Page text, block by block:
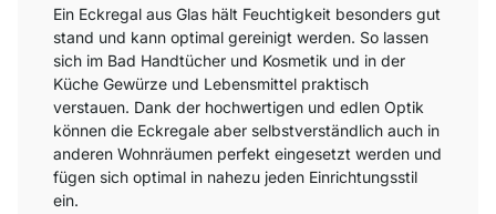
Ein Eckregal aus Glas hält Feuchtigkeit besonders gut
stand und kann optimal gereinigt werden. So lassen
sich im Bad Handtücher und Kosmetik und in der
Küche Gewürze und Lebensmittel praktisch
verstauen. Dank der hochwertigen und edlen Optik
können die Eckregale aber selbstverständlich auch in
anderen Wohnräumen perfekt eingesetzt werden und
fügen sich optimal in nahezu jeden Einrichtungsstil
ein.